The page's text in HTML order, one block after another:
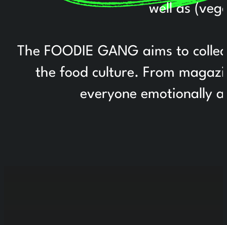
well as
The FOODIE GANG aims to
the food culture. From
everyone emotionally